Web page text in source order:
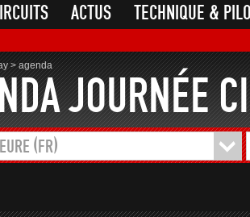
ACTUS TECHNIQUE &
>agenda
JOURNÉE
EURE (FR)